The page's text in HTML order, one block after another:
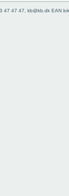
47 47 47, kb@kb.dk EAN